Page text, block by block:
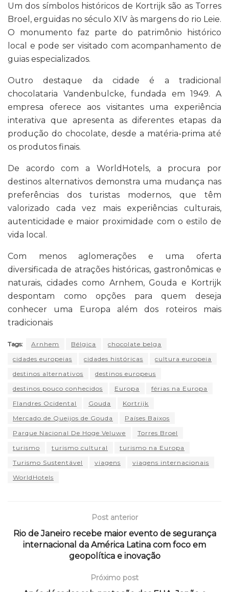
Um dos símbolos históricos de Kortrijk são as Torres
Broel, erguidas no século XIV às margens do rio Leie.
O monumento faz parte do patrimônio histórico
local e pode ser visitado com acompanhamento de
guias especializados.
Outro destaque da cidade é a tradicional
chocolataria Vandenbulcke, fundada em 1949. A
empresa oferece aos visitantes uma experiência
interativa que apresenta as diferentes etapas da
produção do chocolate, desde a matéria-prima até
os produtos finais.
De acordo com a WorldHotels, a procura por
destinos alternativos demonstra uma mudança nas
preferências dos turistas modernos, que têm
valorizado cada vez mais experiências culturais,
autenticidade e maior proximidade com o estilo de
vida local.
Com menos aglomerações e uma oferta
diversificada de atrações históricas, gastronômicas e
naturais, cidades como Arnhem, Gouda e Kortrijk
despontam como opções para quem deseja
conhecer uma Europa além dos roteiros mais
tradicionais
Tags: Arnhem Bélgica
chocolate belga
cidades europeias
cidades históricas
cultura europeia
destinos alternativos
destinos europeus
destinos pouco conhecidos
Europa
férias na Europa
Flandres Ocidental
Gouda
Kortrijk
Mercado de Queijos de Gouda
Países Baixos
Parque Nacional De Hoge Veluwe
Torres Broel
turismo
turismo cultural
turismo na Europa
Turismo Sustentável
viagens
viagens internacionais
WorldHotels
Post anterior
Rio de Janeiro recebe maior evento de segurança
internacional da América Latina com foco em
geopolítica e inovação
Próximo post